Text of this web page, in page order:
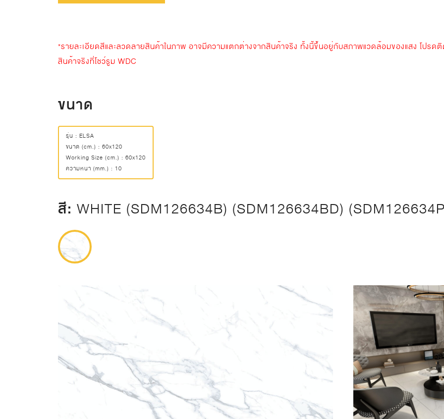
*รายละเอียดสีและลวดลายสินค้าในภาพ อาจมีความแตกต่างจากสินค้าจริง ทั้งนี้ขึ้นอยู่กับสภาพแวดล้อมของแสง โปร
สินค้าจริงที่โชว์รูม WDC
ขนาด
รุ่น : ELSA
ขนาด (cm.) : 60x120
Working Size (cm.) : 60x120
ความหนา (mm.) : 10
สี: WHITE (SDM126634B) (SDM126634BD)